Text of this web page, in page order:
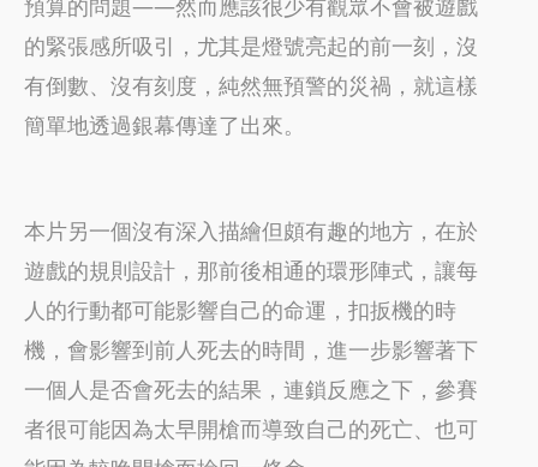
的緊張感所吸引，尤其是燈號亮起的前一刻，沒
有倒數、沒有刻度，純然無預警的災禍，就這樣
簡單地透過銀幕傳達了出來。
本片另一個沒有深入描繪但頗有趣的地方，在於
遊戲的規則設計，那前後相通的環形陣式，讓每
人的行動都可能影響自己的命運，扣扳機的時
機，會影響到前人死去的時間，進一步影響著下
一個人是否會死去的結果，連鎖反應之下，參賽
者很可能因為太早開槍而導致自己的死亡、也可